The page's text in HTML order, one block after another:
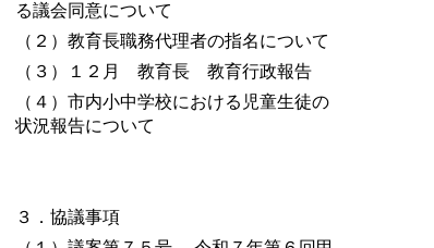
る議会同意について
（２）教育長職務代理者の指名について
（３）１２月 教育長 教育行政報告
（４）市内小中学校における児童生徒の
状況報告について
３．協議事項